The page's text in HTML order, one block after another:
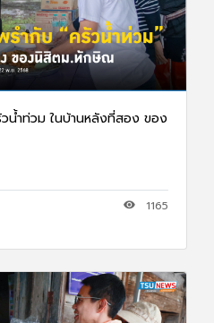
น้ำท่วม ในบ้านหลังที่สอง ของ
1165